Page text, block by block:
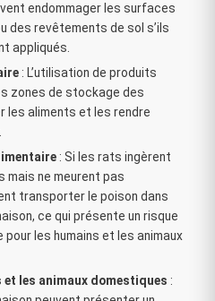
endommager les surfaces
des revêtements de sol s’ils
appliqués.
: L’utilisation de produits
zones de stockage des
les aliments et les rendre
: Si les rats ingèrent
mais ne meurent pas
transporter le poison dans
ce qui présente un risque
les humains et les animaux
et les animaux domestiques :